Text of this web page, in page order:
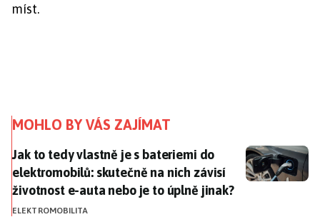
míst.
MOHLO BY VÁS ZAJÍMAT
Jak to tedy vlastně je s bateriemi do elektromobilů:
Jak to tedy vlastně je s bateriemi do
elektromobilů: skutečně na nich závisí
životnost e-auta nebo je to úplně jinak?
ELEKTROMOBILITA